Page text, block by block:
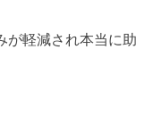
が軽減され本当に助